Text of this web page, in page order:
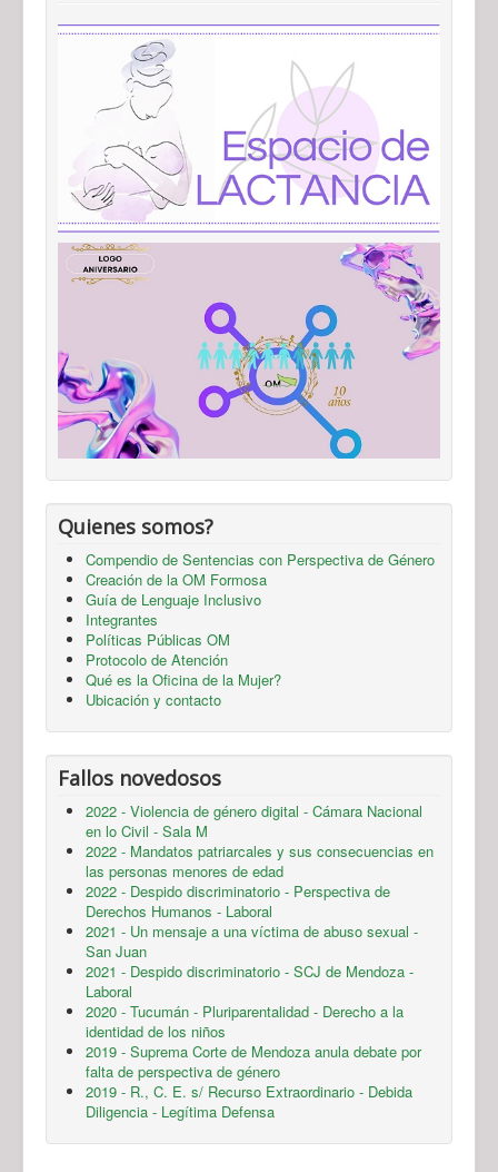
Quienes somos?
Compendio de Sentencias con Perspectiva de Género
Creación de la OM Formosa
Guía de Lenguaje Inclusivo
Integrantes
Políticas Públicas OM
Protocolo de Atención
Qué es la Oficina de la Mujer?
Ubicación y contacto
Fallos novedosos
2022 - Violencia de género digital - Cámara Nacional
en lo Civil - Sala M
2022 - Mandatos patriarcales y sus consecuencias en
las personas menores de edad
2022 - Despido discriminatorio - Perspectiva de
Derechos Humanos - Laboral
2021 - Un mensaje a una víctima de abuso sexual -
San Juan
2021 - Despido discriminatorio - SCJ de Mendoza -
Laboral
2020 - Tucumán - Pluriparentalidad - Derecho a la
identidad de los niños
2019 - Suprema Corte de Mendoza anula debate por
falta de perspectiva de género
2019 - R., C. E. s/ Recurso Extraordinario - Debida
Diligencia - Legítima Defensa